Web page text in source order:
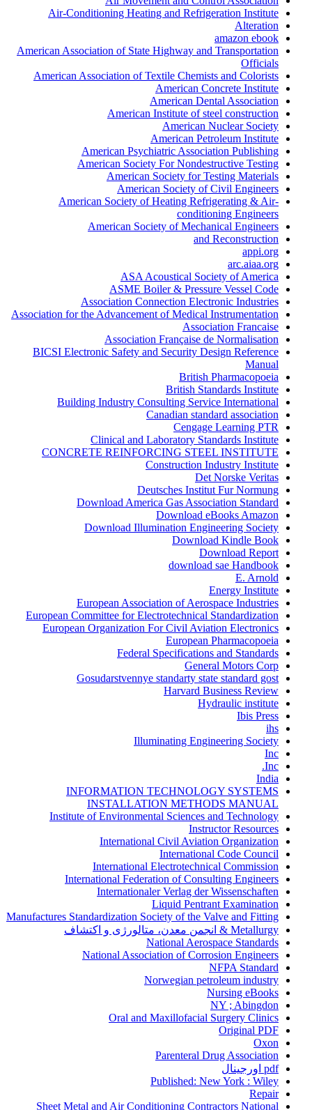
Air-Conditioning Heating and Refrigeration Institute
Alteration
amazon ebook
American Association of State Highway and Transportation
Officials
American Association of Textile Chemists and Colorists
American Concrete Institute
American Dental Association
American Institute of steel construction
American Nuclear Society
American Petroleum Institute
American Psychiatric Association Publishing
American Society For Nondestructive Testing
American Society for Testing Materials
American Society of Civil Engineers
American Society of Heating Refrigerating & Air-
conditioning Engineers
American Society of Mechanical Engineers
and Reconstruction
appi.org
arc.aiaa.org
ASA Acoustical Society of America
ASME Boiler & Pressure Vessel Code
Association Connection Electronic Industries
Association for the Advancement of Medical Instrumentation
Association Francaise
Association Française de Normalisation
BICSI Electronic Safety and Security Design Reference
Manual
British Pharmacopoeia
British Standards Institute
Building Industry Consulting Service International
Canadian standard association
Cengage Learning PTR
Clinical and Laboratory Standards Institute
CONCRETE REINFORCING STEEL INSTITUTE
Construction Industry Institute
Det Norske Veritas
Deutsches Institut Fur Normung
Download America Gas Association Standard
Download eBooks Amazon
Download Illumination Engineering Society
Download Kindle Book
Download Report
download sae Handbook
E. Arnold
Energy Institute
European Association of Aerospace Industries
European Committee for Electrotechnical Standardization
European Organization For Civil Aviation Electronics
European Pharmacopoeia
Federal Specifications and Standards
General Motors Corp
Gosudarstvennye standarty state standard gost
Harvard Business Review
Hydraulic institute
Ibis Press
ihs
Illuminating Engineering Society
Inc
Inc.
India
INFORMATION TECHNOLOGY SYSTEMS
INSTALLATION METHODS MANUAL
Institute of Environmental Sciences and Technology
Instructor Resources
International Civil Aviation Organization
International Code Council
International Electrotechnical Commission
International Federation of Consulting Engineers
Internationaler Verlag der Wissenschaften
Liquid Pentrant Examination
Manufactures Standardization Society of the Valve and Fitting
Metallurgy & انجمن معدن، متالورژی و اکتشاف
National Aerospace Standards
National Association of Corrosion Engineers
NFPA Standard
Norwegian petroleum industry
Nursing eBooks
NY ; Abingdon
Oral and Maxillofacial Surgery Clinics
Original PDF
Oxon
Parenteral Drug Association
pdf اورجینال
Published: New York : Wiley
Repair
Sheet Metal and Air Conditioning Contractors National